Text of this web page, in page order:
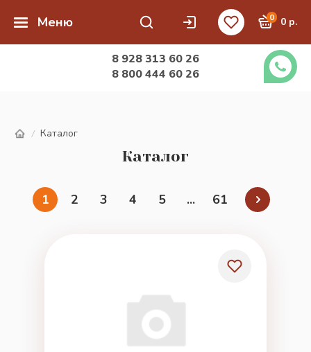
Меню 0 0 р.
8 928 313 60 26
8 800 444 60 26
/ Каталог
Каталог
1 2 3 4 5 ... 61